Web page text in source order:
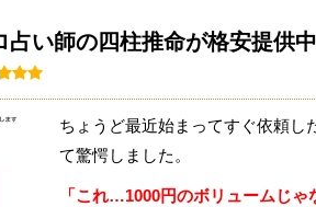
占い師の四柱推命が格安提供中
ちょうど最近始まってすぐ依頼し
て驚愕しました。
「これ…1000円のボリュームじゃ